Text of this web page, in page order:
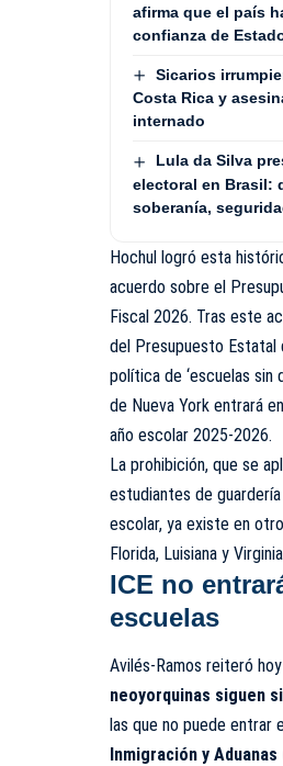
afirma que el país
confianza de
Sicarios
Costa Rica y
internado
Lula da Silva
electoral en Brasil:
soberanía,
Hochul logró esta
acuerdo sobre el
Fiscal 2026. Tras este
del Presupuesto Estatal
política de ‘escuelas sin
de Nueva York entrará
año escolar 2025-2026.
La prohibición, que se
estudiantes de
escolar, ya existe en
Florida, Luisiana y
ICE no
escuelas
Avilés-Ramos reiteró
neoyorquinas siguen
las que no puede entrar
Inmigración y